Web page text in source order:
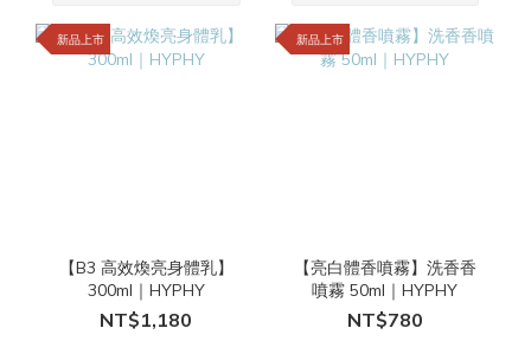
新品上市
【B3 高效煥亮身體乳】
300ml｜HYPHY
NT$1,180
新品上市
【亮白體香噴霧】洗香香
噴霧 50ml｜HYPHY
NT$780